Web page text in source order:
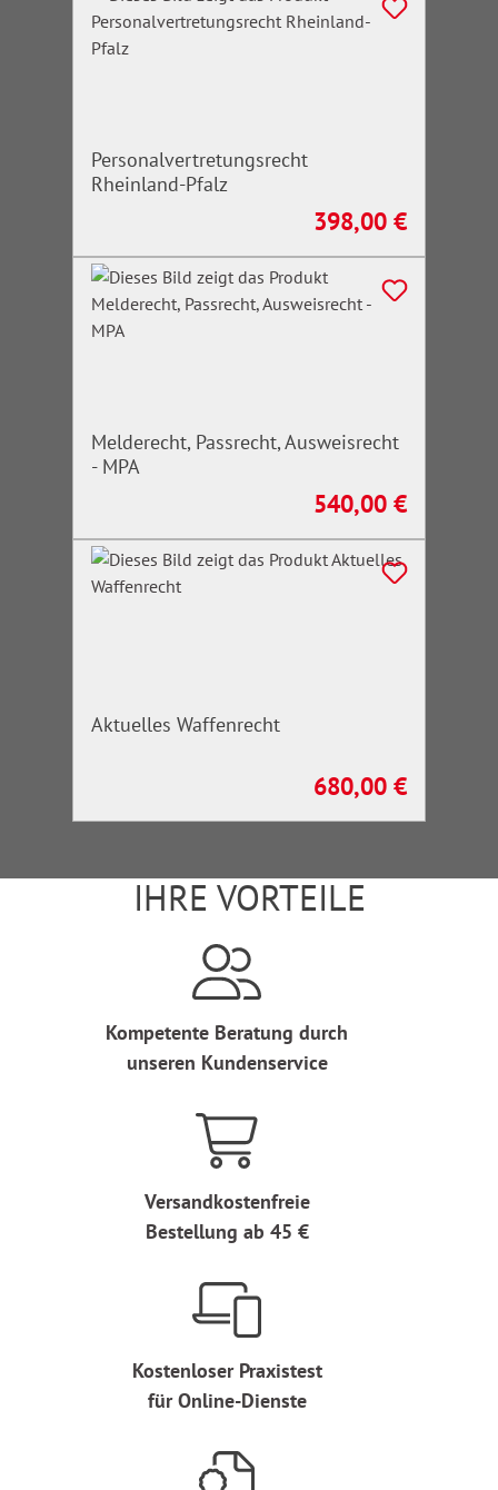
Personalvertretungsrecht
Rheinland-Pfalz
Regulärer Preis:
398,00 €
Melderecht, Passrecht, Ausweisrecht
- MPA
Regulärer Preis:
540,00 €
Aktuelles Waffenrecht
Regulärer Preis:
680,00 €
IHRE VORTEILE
Kompetente Beratung durch
unseren Kundenservice
Versandkostenfreie
Bestellung ab 45 €
Kostenloser Praxistest
für Online-Dienste